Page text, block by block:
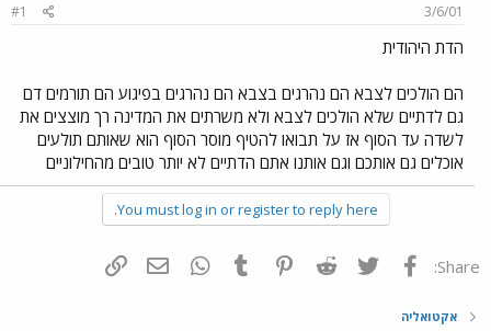
ש
א
ר
3/6/01
#1
הדת היהודית
הם הולכים לצבא הם נהרגים בצבא הם נהרגים בפיגוע הם תורמים דם
גם לדתיים שלא הולכים לצבא ולא משרתים את המדינה רך מוצצים את
לשדה עד הסוף אז על תבואו להטיף מוסר הסוף הוא שאותם תולעים
אוכלים גם אותכם וגם אותנו אתם הדתיים לא יותר טובים מהחילוניים
You must log in or register to reply here.
Share: פייסבוק Twitter
Reddit
Pinterest
Tumblr
WhatsAppדואר אלקטרוני
אקטואליה